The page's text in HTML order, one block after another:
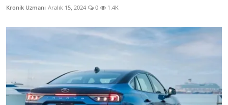
Kronik Uzmanı Aralık 15, 2024 0 1.4K